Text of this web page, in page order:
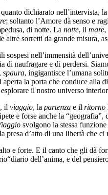
dichiarato nell’intervista,
; soltanto l’Amore dà senso e
di notte. La notte, il mare,
altre sorretti da grande misura,
sospesi nell’immensità
di naufragare e di perdersi.
spaura, ingigantisce l’umana
aperta la porta che conduce
il nostro universo
, il viaggio, la partenza e il ritorno
e forse anche la
svolgono la stessa funzione
presa d’atto di una libertà che
e forte. E il canto che gli dà
dell’anima, e del